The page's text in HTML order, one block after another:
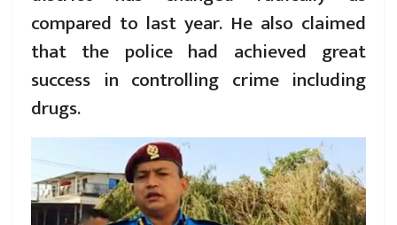
compared to last year. He also claimed
that the police had achieved great
success in controlling crime including
drugs.